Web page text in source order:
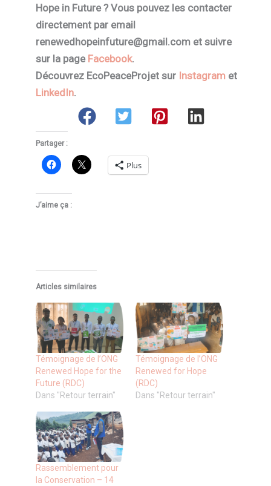
Hope in Future ? Vous pouvez les contacter
directement par email
renewedhopeinfuture@gmail.com et suivre
sur la page Facebook.
Découvrez EcoPeaceProjet sur Instagram et
LinkedIn.
Partager :
Plus
J’aime ça :
Articles similaires
Témoignage de l’ONG
Renewed Hope for the
Future (RDC)
Dans "Retour terrain"
Témoignage de l’ONG
Renewed for Hope
(RDC)
Dans "Retour terrain"
Rassemblement pour
la Conservation – 14